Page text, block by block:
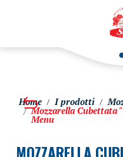
Home I prodotti
Mozzarella Cubettata
Menu
MOZZARELLA